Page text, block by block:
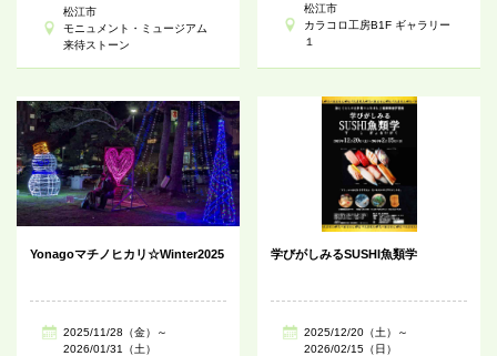
松江市
モニュメント・ミュージアム
来待ストーン
松江市
カラコロ工房B1F ギャラリー
１
Yonagoマチノヒカリ☆Winter2025
2025/11/28（金）～
2026/01/31（土）
学びがしみるSUSHI魚類学
2025/12/20（土）～
2026/02/15（日）